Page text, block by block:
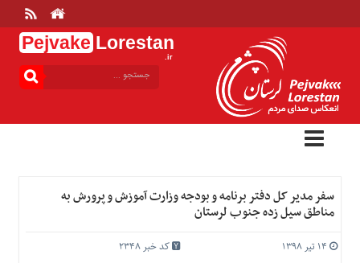
Pejvake Lorestan
.ir
بالا
خانه
ارتباط
درباره
سفر مدیر کل دفتر برنامه و بودجه وزارت آموزش و پرورش به
مناطق سیل زده جنوب لرستان
۱۴ تیر ۱۳۹۸
کد خبر 2348